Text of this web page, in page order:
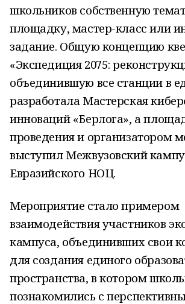
школьников собственную
площадку, мастер-класс или
задание. Общую концепцию
«Экспедиция 2075:
объединившую все станции в
разработала Мастерская
инноваций «Берлога», а
проведения и организатором
выступил Межвузовский
Евразийского НОЦ.
Мероприятие стало примером
взаимодействия участников
кампуса, объединивших свои
для создания единого
пространства, в котором
познакомились с